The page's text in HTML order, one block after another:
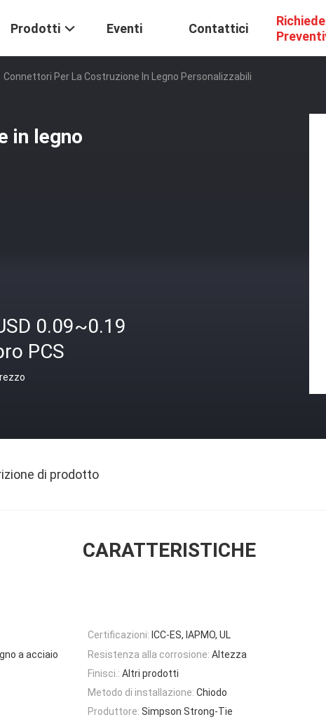
Prodotti Eventi Contattici
Connettori Per La Costruzione In Legno Personalizzabili
in legno
0.09~0.19
PCS
di prodotto
CARATTERISTICHE
Certificazioni: ICC-ES, IAPMO, UL
a acciaio Resistenza alla corrosione: Altezza
Finisci.: Altri prodotti
Metodo di installazione: Chiodo
Produttore: Simpson Strong-Tie